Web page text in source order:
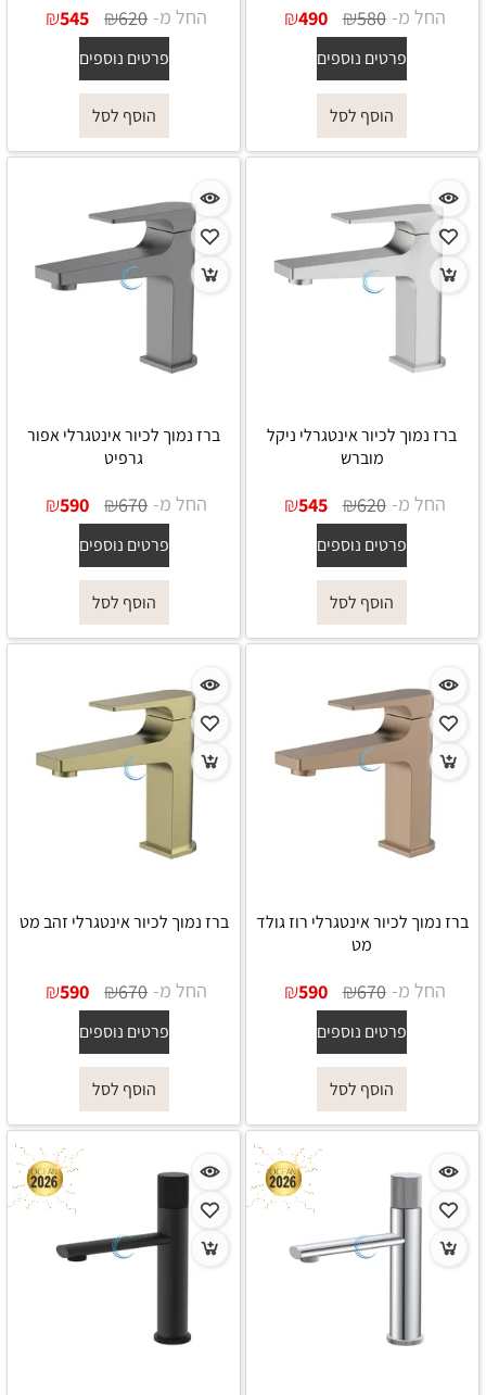
החל מ- ₪580
₪490
פרטים נוספים
הוסף לסל
החל מ- ₪620
₪545
פרטים נוספים
הוסף לסל
ברז נמוך לכיור אינטגרלי ניקל
מוברש
החל מ- ₪620
₪545
פרטים נוספים
הוסף לסל
ברז נמוך לכיור אינטגרלי אפור
גרפיט
החל מ- ₪670
₪590
פרטים נוספים
הוסף לסל
ברז נמוך לכיור אינטגרלי רוז גולד
מט
החל מ- ₪670
₪590
פרטים נוספים
הוסף לסל
ברז נמוך לכיור אינטגרלי זהב מט
החל מ- ₪670
₪590
פרטים נוספים
הוסף לסל